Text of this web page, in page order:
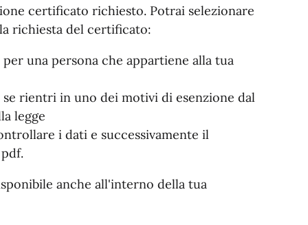
certificato richiesto. Potrai selezionare
richiesta del certificato:
una persona che appartiene alla tua
rientri in uno dei motivi di esenzione dal
legge
i dati e successivamente il
anche all'interno della tua